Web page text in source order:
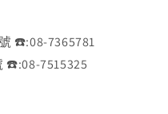
☎️:08-7365781
☎️:08-7515325